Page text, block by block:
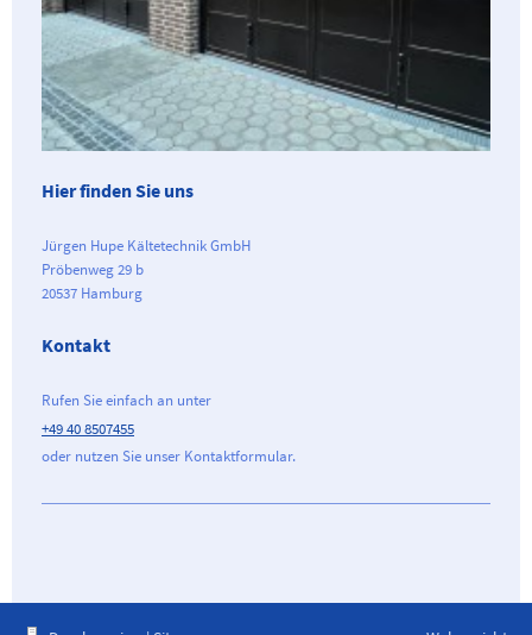
Hier finden Sie uns
Jürgen Hupe Kältetechnik GmbH
Pröbenweg 29 b
20537 Hamburg
Kontakt
Rufen Sie einfach an unter
+49 40 8507455
oder nutzen Sie unser Kontaktformular.